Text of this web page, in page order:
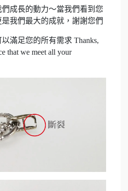
成長的動力～當我們看到您
我們最大的成就，謝謝您們
滿足您的所有需求 Thanks,
that we meet all your